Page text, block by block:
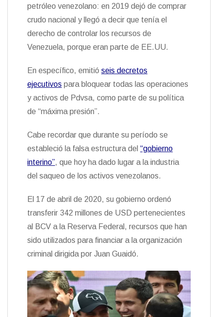
petróleo venezolano: en 2019 dejó de comprar
crudo nacional y llegó a decir que tenía el
derecho de controlar los recursos de
Venezuela, porque eran parte de EE.UU.
En específico, emitió seis decretos
ejecutivos para bloquear todas las operaciones
y activos de Pdvsa, como parte de su política
de “máxima presión”.
Cabe recordar que durante su período se
estableció la falsa estructura del “gobierno
interino”, que hoy ha dado lugar a la industria
del saqueo de los activos venezolanos.
El 17 de abril de 2020, su gobierno ordenó
transferir 342 millones de USD pertenecientes
al BCV a la Reserva Federal, recursos que han
sido utilizados para financiar a la organización
criminal dirigida por Juan Guaidó.